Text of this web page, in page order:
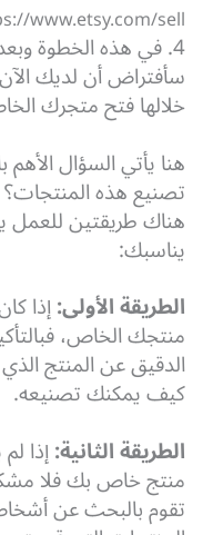
www.etsy.com/sell
4. في هذه الخطوة
سأفتراض أن لديك
خلالها فتح متجرك
هنا يأتي السؤال
تصنيع هذه
هناك طريقتين للعمل
يناسبك:
الطريقة الأولى:إذا
منتجك الخاص،
الدقيق عن المنتج
كيف يمكنك تصنيعه.
الطريقة الثانية:إذا
منتج خاص بك فلا
تقوم بالبحث عن